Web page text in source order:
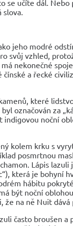
se učíte dál.
jeho modré
svůj vzhled,
nekonečné
a řecké
které
označován za
noční
kolem krku s
posmrtnou
Lápis lazuli
která je bohyní
hábitu
být noční
na ně Nuit dává
často broušen